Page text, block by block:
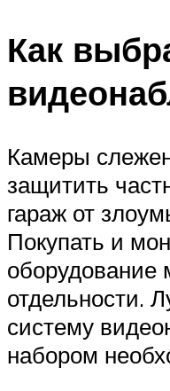
Как
Камеры
защитить
гараж от
Покупать и
оборудование
отдельности.
систему
набором